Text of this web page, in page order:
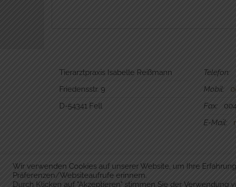
Tierarztpraxis Isabelle Reißmann
Friedensstr. 9
D-54341 Fell
Telefon:
Mobil:
Fax:
E-Mail:
Wir verwenden Cookies auf unserer Website, um Ihre
Präferenzen/Websiteaufrufe erinnern.
Durch Klicken auf "Akzeptieren" stimmen Sie der Verwendung